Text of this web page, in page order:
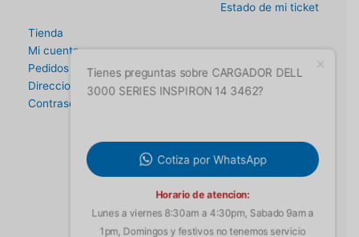
Estado de mi ticket
Tienda
Mi cuenta
Pedidos
Direccion
Contraseña perdida
Tienes preguntas sobre CARGADOR DELL
Cotiza por WhatsApp
Horario de atencion:
Lunes a viernes 8:30am a 4:30pm, Sabado 9am a